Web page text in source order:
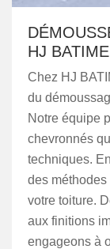
HJ
Chez HJ
du
Notre équipe
chevronnés
techniques.
des
votre toiture.
aux finitions
engageons à